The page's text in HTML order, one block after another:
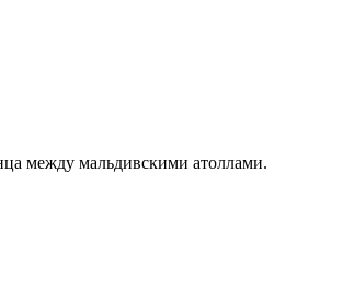
между мальдивскими атоллами.